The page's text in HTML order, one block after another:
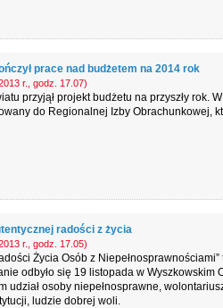
prace nad budżetem na 2014 rok
r., godz. 17.07)
przyjął projekt budżetu na przyszły rok.
do Regionalnej Izby Obrachunkowej,
radości z życia
r., godz. 17.05)
Życia Osób z
odbyło się 19 listopada w Wyszkowskim
udział osoby niepełnosprawne,
ludzie dobrej woli.